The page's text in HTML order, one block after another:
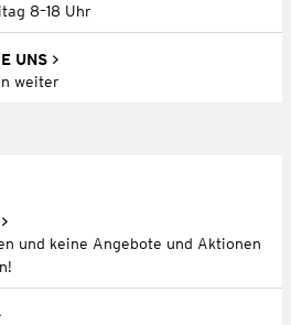
8–18 Uhr
UNS
weiter
und keine Angebote und Aktionen